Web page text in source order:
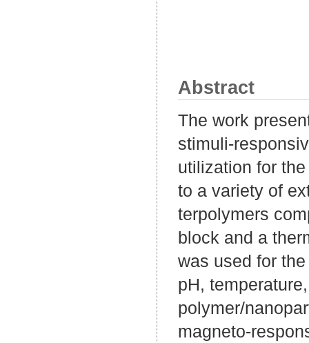
Abstract
The work
stimuli-
utilization for
to a variety of
terpolymers
block and a
was used for
pH,
polymer/
magneto-